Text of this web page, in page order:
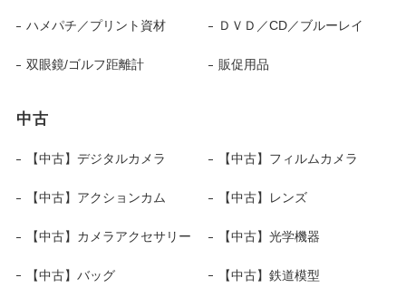
ハメパチ／プリント資材 ＤＶＤ／CD／ブルーレイ
双眼鏡/ゴルフ距離計 販促用品
中古
【中古】デジタルカメラ 【中古】フィルムカメラ
【中古】アクションカム 【中古】レンズ
【中古】カメラアクセサリー 【中古】光学機器
【中古】バッグ 【中古】鉄道模型